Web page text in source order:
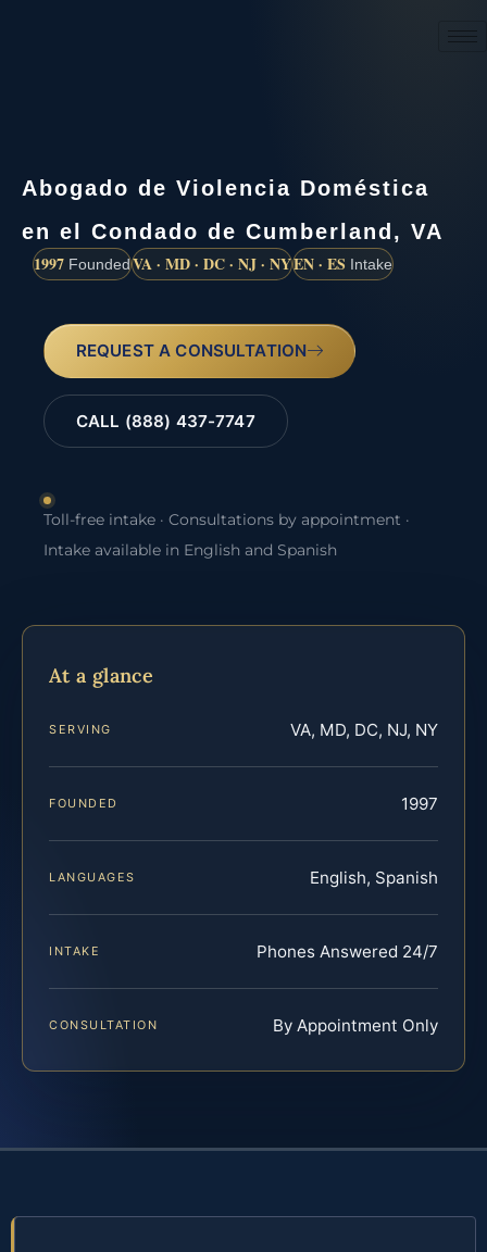
Abogado de Violencia Doméstica
en el Condado de Cumberland, VA
1997 FoundedVA · MD · DC · NJ · NYEN · ES Intake
REQUEST A CONSULTATION
CALL (888) 437-7747
Toll-free intake · Consultations by appointment ·
Intake available in English and Spanish
At a glance
SERVING VA, MD, DC, NJ, NY
FOUNDED 1997
LANGUAGES English, Spanish
INTAKE Phones Answered 24/7
CONSULTATION By Appointment Only